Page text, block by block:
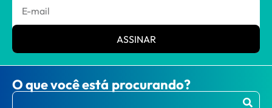
ASSINAR
O que você está procurando?